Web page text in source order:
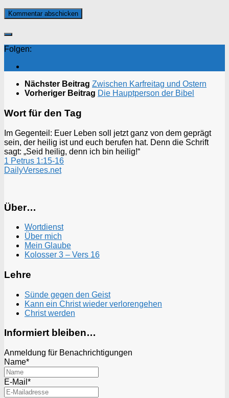
Folgen:
Nächster Beitrag Zwischen Karfreitag und Ostern
Vorheriger Beitrag Die Hauptperson der Bibel
Wort für den Tag
Im Gegenteil: Euer Leben soll jetzt ganz von dem geprägt
sein, der heilig ist und euch berufen hat. Denn die Schrift
sagt: „Seid heilig, denn ich bin heilig!“
1 Petrus 1:15-16
DailyVerses.net
Über…
Wortdienst
Über mich
Mein Glaube
Kolosser 3 – Vers 16
Lehre
Sünde gegen den Geist
Kann ein Christ wieder verlorengehen
Christ werden
Informiert bleiben…
Anmeldung für Benachrichtigungen
Name*
E-Mail*